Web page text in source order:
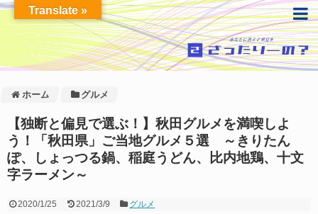
ホーム グルメ
【独断と偏見で選ぶ！】秋田グルメを満喫しよ
う！「秋田県」ご当地グルメ５選 ～きりたん
ぽ、しょっつる鍋、稲庭うどん、比内地鶏、十文
字ラーメン～
2020/1/25 2021/3/9 グルメ
Translate »